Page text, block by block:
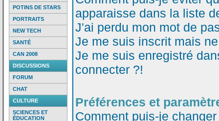
POTINS DE STARS
PORTRAITS
NEW TECH
SANTÉ
CAN 2008
DISCUSSIONS
FORUM
CHAT
CULTURE
SCIENCES ET
ÉDUCATION
apparaisse dans la liste
J'ai perdu mon mot de
Je me suis inscrit mais
Je me suis enregistré
connecter ?!
Préférences et
Comment puis-je